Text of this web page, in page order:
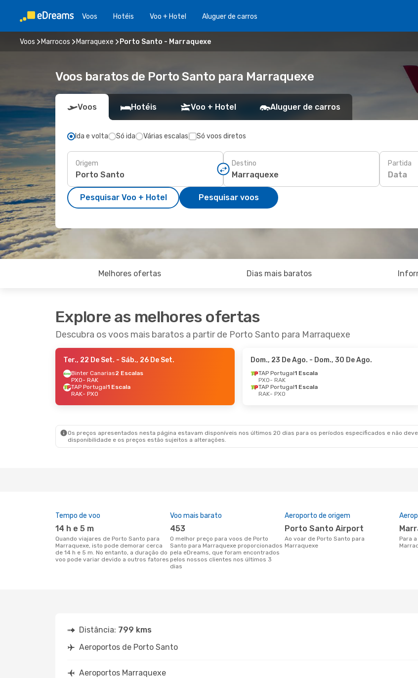
Voos Hotéis Voo + Hotel Aluguer de carros
Voos Marrocos Marraquexe Porto Santo - Marraquexe
Voos baratos de Porto Santo para Marraquexe
Voos Hotéis Voo + Hotel Aluguer de carros
Ida e volta Só ida Várias escalas Só voos diretos
Origem Destino Partida
Data
Pesquisar Voo + Hotel Pesquisar voos
Melhores ofertas Dias mais baratos
Explore as melhores ofertas
Descubra os voos mais baratos a partir de Porto Santo para Marraquexe
Ter., 22 De Set. - Sáb., 26 De Set.
Binter Canarias2 Escalas
PXO- RAK
TAP Portugal1 Escala
RAK- PXO
Dom., 23 De Ago. - Dom., 30 De Ago.
TAP Portugal1 Escala
PXO- RAK
TAP Portugal1 Escala
RAK- PXO
Os preços apresentados nesta página estavam disponíveis nos últimos 20 dias para os períodos especificados e não
disponibilidade e os preços estão sujeitos a alterações.
Tempo de voo
14 h e 5 m
Quando viajares de Porto Santo para
Marraquexe, isto pode demorar cerca
de 14 h e 5 m. No entanto, a duração do
voo pode variar devido a outros fatores
Voo mais barato
453
O melhor preço para voos de Porto
Santo para Marraquexe proporcionados
pela eDreams, que foram encontrados
pelos nossos clientes nos últimos 3
dias
Aeroporto de origem
Porto Santo Airport
Ao voar de Porto Santo para
Marraquexe
Para a rota de Porto Santo a
Distância: 799 kms
Aeroportos de Porto Santo
Aeroportos Marraquexe